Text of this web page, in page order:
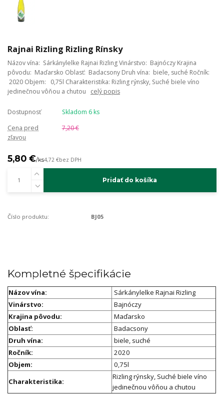
Rajnai Rizling Rizling Rínsky
Názov vína: Sárkánylelke Rajnai Rizling Vinárstvo: Bajnóczy Krajina
pôvodu: Maďarsko Oblasť: Badacsony Druh vína: biele, suché Ročník:
2020 Objem: 0,75l Charakteristika: Rizling rýnsky, Suché biele víno
jedinečnou vôňou a chutou celý popis
Dostupnosť
Skladom 6 ks
Cena pred
zľavou
7,20 €
5,80 €/ks4,72 €bez DPH
Pridať do košíka
Číslo produktu: BJ05
Kompletné špecifikácie
Názov vína:
Sárkánylelke Rajnai Rizling
Vinárstvo:
Bajnóczy
Krajina pôvodu:
Maďarsko
Oblasť:
Badacsony
Druh vína:
biele, suché
Ročník:
2020
Objem:
0,75l
Charakteristika:
Rizling rýnsky, Suché biele víno
jedinečnou vôňou a chutou